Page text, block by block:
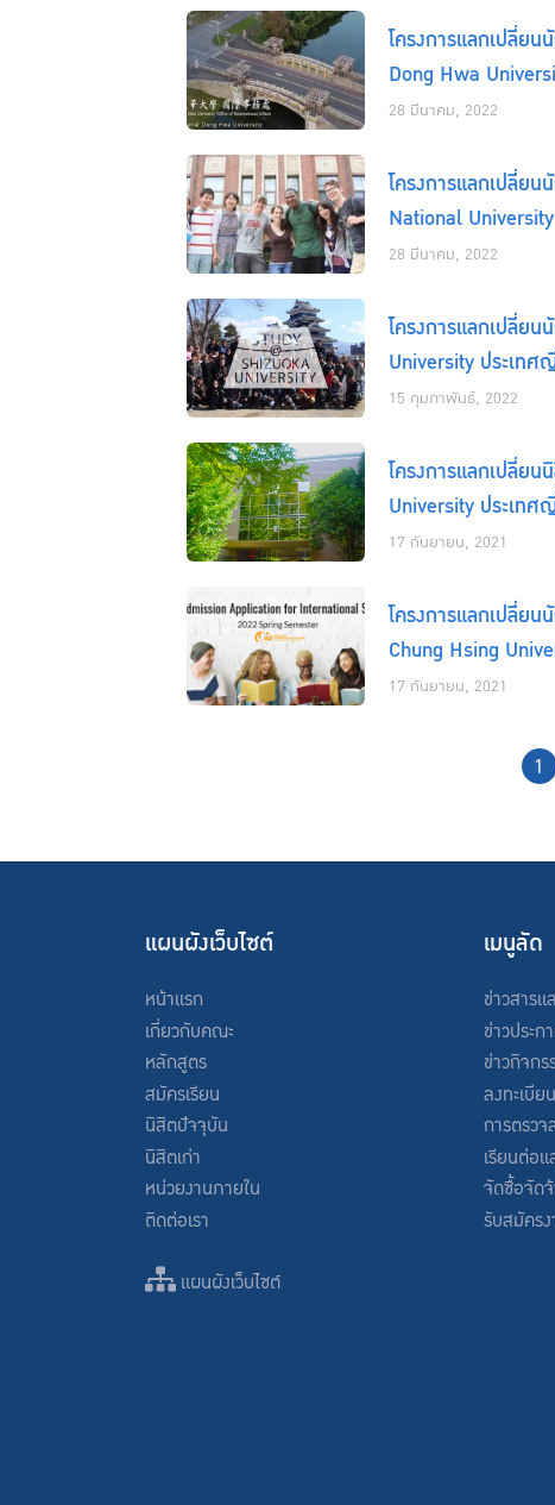
โครงการแลกเปลี่ย
Dong Hwa
28 มีนาคม, 2022
โครงการแลกเปลี่ย
National
28 มีนาคม, 2022
โครงการแลกเปลี่ย
University ประเทศ
15 กุมภาพันธ์, 2022
โครงการแลกเปลี่ย
University ประเทศ
17 กันยายน, 2021
โครงการแลกเปลี่ย
Chung Hsing
17 กันยายน, 2021
1
แผนผังเว็บไซต์
หน้าแรก
เกี่ยวกับคณะ
หลักสูตร
สมัครเรียน
นิสิตปัจจุบัน
นิสิตเก่า
หน่วยงานภายใน
ติดต่อเรา
แผนผังเว็บไซต์
เมนูลัด
ข่าวสารแ
ข่าวประ
ข่าวกิจก
ลงทะเบีย
การตรว
เรียนต่อ
จัดซื้อจัด
รับสมัคร